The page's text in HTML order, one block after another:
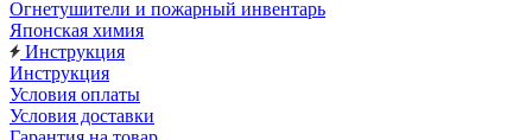
Огнетушители и пожарный инвентарь
Японская химия
Инструкция
Инструкция
Условия оплаты
Условия доставки